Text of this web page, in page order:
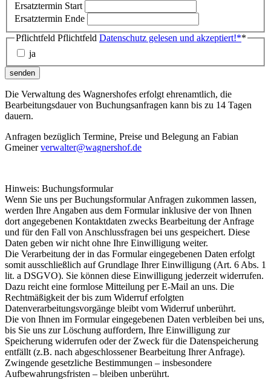
Ersatztermin Start
Ersatztermin Ende
Pflichtfeld Pflichtfeld Datenschutz gelesen und akzeptiert!**
ja
senden
Die Verwaltung des Wagnershofes erfolgt ehrenamtlich, die
Bearbeitungsdauer von Buchungsanfragen kann bis zu 14 Tagen
dauern.
Anfragen bezüglich Termine, Preise und Belegung an Fabian
Gmeinerverwalter@wagnershof.de
Hinweis: Buchungsformular
Wenn Sie uns per Buchungsformular Anfragen zukommen lassen,
werden Ihre Angaben aus dem Formular inklusive der von Ihnen
dort angegebenen Kontaktdaten zwecks Bearbeitung der Anfrage
und für den Fall von Anschlussfragen bei uns gespeichert. Diese
Daten geben wir nicht ohne Ihre Einwilligung weiter.
Die Verarbeitung der in das Formular eingegebenen Daten erfolgt
somit ausschließlich auf Grundlage Ihrer Einwilligung (Art. 6 Abs. 1
lit. a DSGVO). Sie können diese Einwilligung jederzeit widerrufen.
Dazu reicht eine formlose Mitteilung per E-Mail an uns. Die
Rechtmäßigkeit der bis zum Widerruf erfolgten
Datenverarbeitungsvorgänge bleibt vom Widerruf unberührt.
Die von Ihnen im Formular eingegebenen Daten verbleiben bei uns,
bis Sie uns zur Löschung auffordern, Ihre Einwilligung zur
Speicherung widerrufen oder der Zweck für die Datenspeicherung
entfällt (z.B. nach abgeschlossener Bearbeitung Ihrer Anfrage).
Zwingende gesetzliche Bestimmungen – insbesondere
Aufbewahrungsfristen – bleiben unberührt.